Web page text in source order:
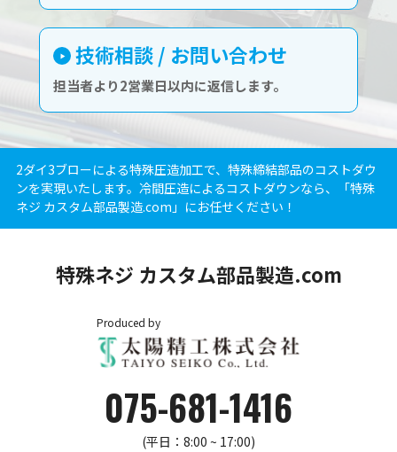
技術相談 / お問い合わせ
担当者より2営業日以内に返信します。
2ダイ3ブローによる特殊圧造加工で、特殊締結部品のコストダウ
ンを実現いたします。冷間圧造によるコストダウンなら、「特殊
ネジ カスタム部品製造.com」にお任せください！
特殊ネジ カスタム部品製造.com
Produced by
075-681-1416
(平日：8:00 ~ 17:00)